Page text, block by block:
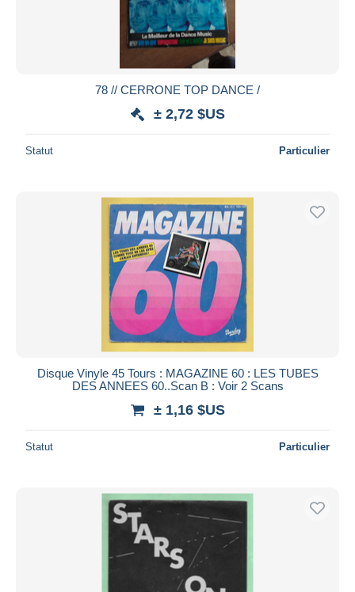
78 // CERRONE TOP DANCE /
± 2,72 $US
Statut Particulier
Disque Vinyle 45 Tours : MAGAZINE 60 : LES TUBES
DES ANNEES 60..Scan B : Voir 2 Scans
± 1,16 $US
Statut Particulier